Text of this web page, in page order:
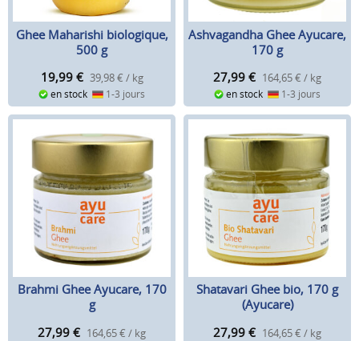
Ghee Maharishi biologique,
500 g
19,99 € 39,98 € / kg
en stock 1-3 jours
Ashvagandha Ghee Ayucare,
170 g
27,99 € 164,65 € / kg
en stock 1-3 jours
Brahmi Ghee Ayucare, 170
g
27,99 € 164,65 € / kg
Shatavari Ghee bio, 170 g
(Ayucare)
27,99 € 164,65 € / kg